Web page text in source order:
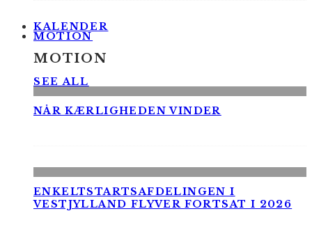
KALENDER
MOTION
MOTION
SEE ALL
NÅR KÆRLIGHEDEN VINDER
ENKELTSTARTSAFDELINGEN I
VESTJYLLAND FLYVER FORTSAT I 2026